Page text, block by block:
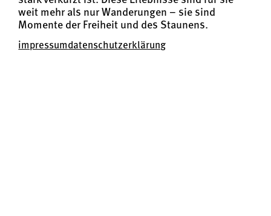
weit mehr als nur Wanderungen – sie sind
Momente der Freiheit und des Staunens.
impressumdatenschutzerklärung